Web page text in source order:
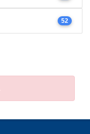
52